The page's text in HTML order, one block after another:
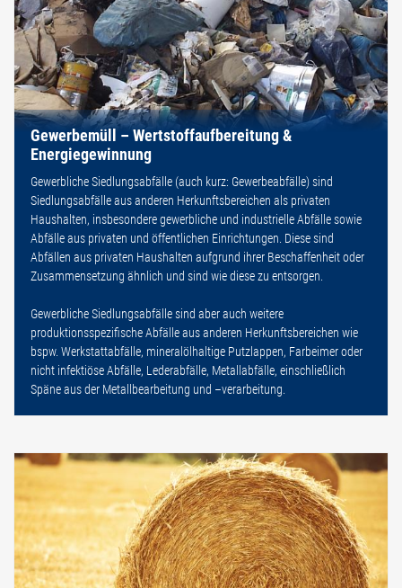
Gewerbemüll – Wertstoffaufbereitung &
Energiegewinnung
Gewerbliche Siedlungsabfälle (auch kurz: Gewerbeabfälle) sind
Siedlungsabfälle aus anderen Herkunftsbereichen als privaten
Haushalten, insbesondere gewerbliche und industrielle Abfälle sowie
Abfälle aus privaten und öffentlichen Einrichtungen. Diese sind
Abfällen aus privaten Haushalten aufgrund ihrer Beschaffenheit oder
Zusammensetzung ähnlich und sind wie diese zu entsorgen.
Gewerbliche Siedlungsabfälle sind aber auch weitere
produktionsspezifische Abfälle aus anderen Herkunftsbereichen wie
bspw. Werkstattabfälle, mineralölhaltige Putzlappen, Farbeimer oder
nicht infektiöse Abfälle, Lederabfälle, Metallabfälle, einschließlich
Späne aus der Metallbearbeitung und –verarbeitung.